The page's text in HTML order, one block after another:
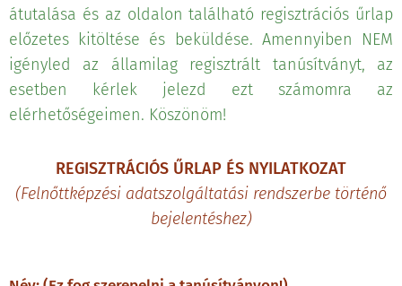
átutalása és az oldalon található regisztrációs űrlap
előzetes kitöltése és beküldése. Amennyiben NEM
igényled az államilag regisztrált tanúsítványt, az
esetben kérlek jelezd ezt számomra az
elérhetőségeimen. Köszönöm!
REGISZTRÁCIÓS ŰRLAP ÉS NYILATKOZAT
(Felnőttképzési adatszolgáltatási rendszerbe történő
bejelentéshez)